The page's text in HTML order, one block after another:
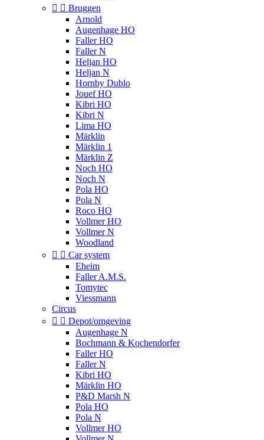
  Bruggen
Arnold
Augenhage HO
Faller HO
Faller N
Heljan HO
Heljan N
Hornby Dublo
Jouef HO
Kibri HO
Kibri N
Lima HO
Märklin
Märklin 1
Märklin Z
Noch HO
Noch N
Pola HO
Pola N
Roco HO
Vollmer HO
Vollmer N
Woodland
  Car system
Eheim
Faller A.M.S.
Tomytec
Viessmann
Circus
  Depot/omgeving
Augenhage N
Bochmann & Kochendorfer
Faller HO
Faller N
Kibri HO
Märklin HO
P&D Marsh N
Pola HO
Pola N
Vollmer HO